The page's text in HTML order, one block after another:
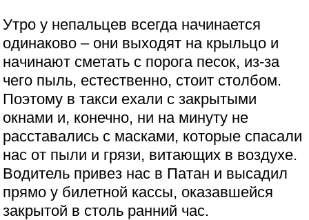
Утро у непальцев всегда начинается
одинаково – они выходят на крыльцо и
начинают сметать с порога песок, из-за
чего пыль, естественно, стоит столбом.
Поэтому в такси ехали с закрытыми
окнами и, конечно, ни на минуту не
расставались с масками, которые спасали
нас от пыли и грязи, витающих в воздухе.
Водитель привез нас в Патан и высадил
прямо у билетной кассы, оказавшейся
закрытой в столь ранний час.